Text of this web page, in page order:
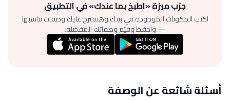
جرّب ميزة «اطبخ بما عندك» في التطبيق
اكتب المكونات الموجودة في بيتك وهنقترح عليك وصفات تناسبها
— واحفظ وقيّم وصفاتك المفضلة.
أسئلة شائعة عن الوصفة